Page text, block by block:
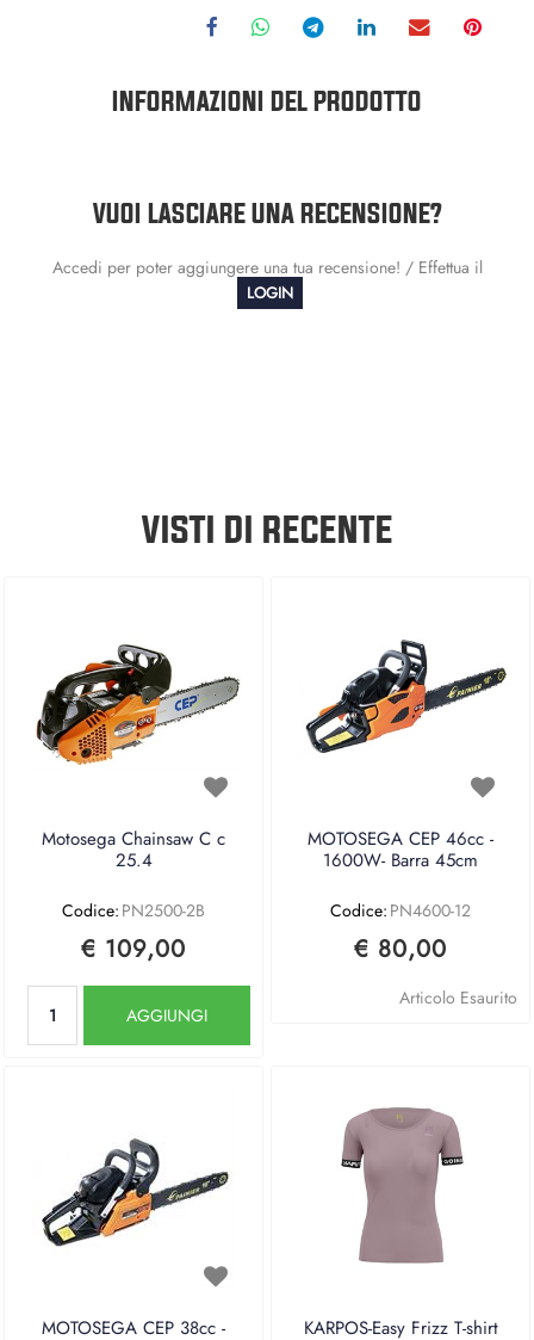
INFORMAZIONI DEL PRODOTTO
VUOI LASCIARE UNA RECENSIONE?
Accedi per poter aggiungere una tua recensione! / Effettua il
LOGIN
VISTI DI RECENTE
Motosega Chainsaw C c
25.4
Codice: PN2500-2B
€ 109,00
AGGIUNGI
MOTOSEGA CEP 46cc -
1600W- Barra 45cm
Codice: PN4600-12
€ 80,00
Articolo Esaurito
MOTOSEGA CEP 38cc -
KARPOS-Easy Frizz T-shirt